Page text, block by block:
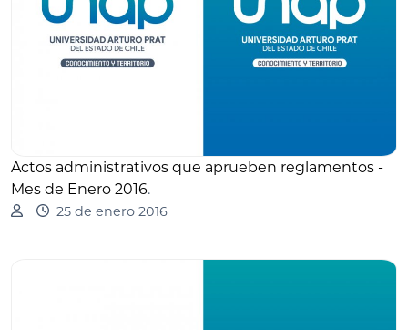
Actos administrativos que aprueben reglamentos -
Mes de Enero 2016.
25 de enero 2016